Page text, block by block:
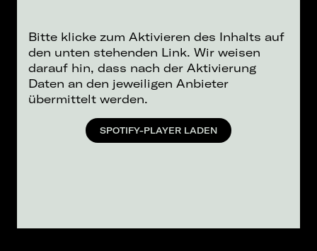
Bitte klicke zum Aktivieren des Inhalts auf
den unten stehenden Link. Wir weisen
darauf hin, dass nach der Aktivierung
Daten an den jeweiligen Anbieter
übermittelt werden.
SPOTIFY-PLAYER LADEN